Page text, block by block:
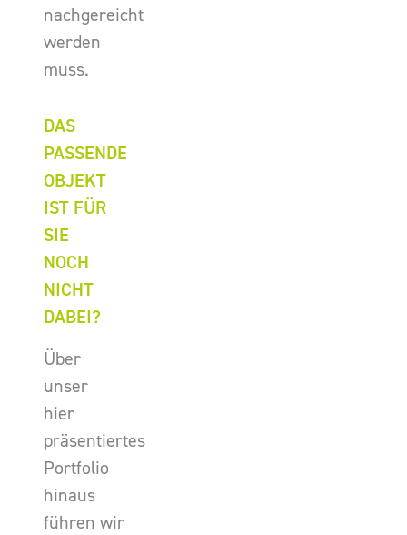
nachgereicht
werden
muss.
DAS
PASSENDE
OBJEKT
IST FÜR
SIE
NOCH
NICHT
DABEI?
Über
unser
hier
präsentiertes
Portfolio
hinaus
führen wir